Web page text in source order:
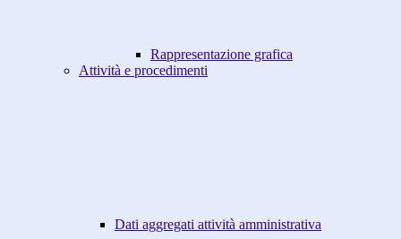
Rappresentazione grafica
Attività e procedimenti
Dati aggregati attività amministrativa